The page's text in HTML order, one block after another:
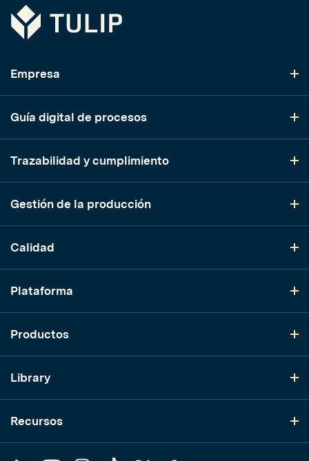
Tulip
Empresa
Guía digital de procesos
Trazabilidad y cumplimiento
Gestión de la producción
Calidad
Plataforma
Productos
Library
Recursos
YouTubeInstagram
TikTok